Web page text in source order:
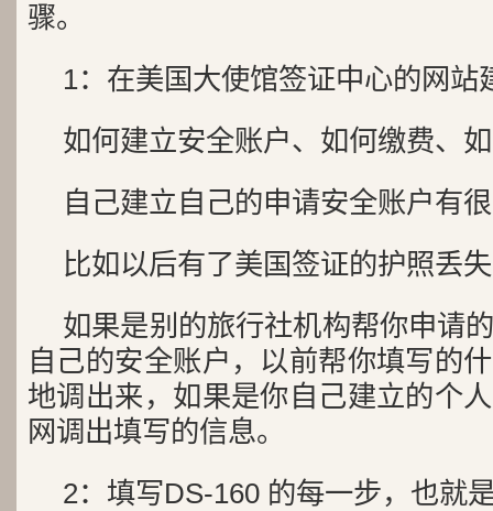
骤。
1：在美国大使馆签证中心的网站
如何建立安全账户、如何缴费、
自己建立自己的申请安全账户有
比如以后有了美国签证的护照丢
如果是别的旅行社机构帮你申请
自己的安全账户，以前帮你填写的
地调出来，如果是你自己建立的个
网调出填写的信息。
2：填写DS-160 的每一步，也就